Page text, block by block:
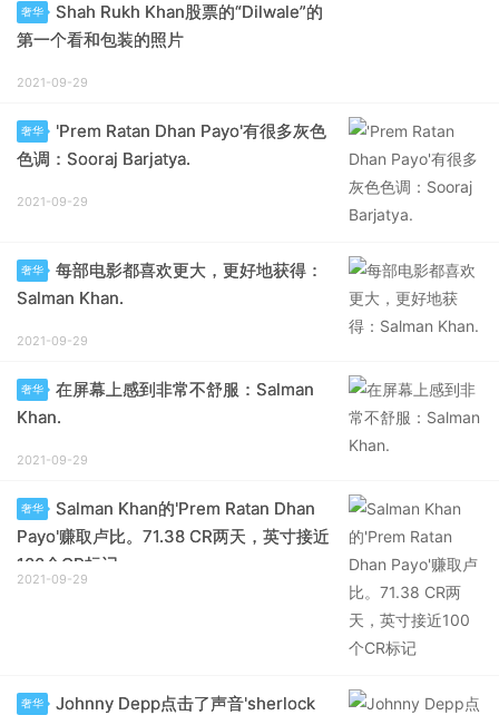
奢华
Shah Rukh Khan股票的“Dilwale”的
第一个看和包装的照片
2021-09-29
奢华
'Prem Ratan Dhan Payo'有很多灰色
色调：Sooraj Barjatya.
2021-09-29
奢华
每部电影都喜欢更大，更好地获得：
Salman Khan.
2021-09-29
奢华
在屏幕上感到非常不舒服：Salman
Khan.
2021-09-29
奢华
Salman Khan的'Prem Ratan Dhan
Payo'赚取卢比。71.38 CR两天，英寸接近
100个CR标记
2021-09-29
奢华
Johnny Depp点击了声音'sherlock